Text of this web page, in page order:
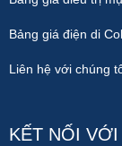
Bảng giá điện di
Liên hệ với chúng
KẾT NỐI